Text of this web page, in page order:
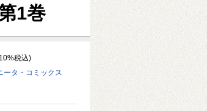
1巻
税込)
ータ・コミックス